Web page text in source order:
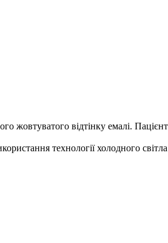
жовтуватого відтінку емалі.
технології холодного